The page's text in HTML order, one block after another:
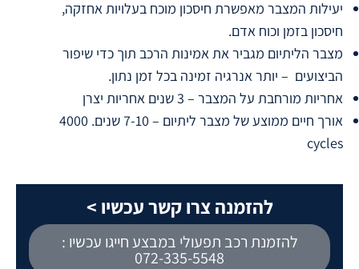
יעילות המצבר מאפשרת חיסכון מוכח בעלויות אחזקה,
חיסכון בזמן וכוח אדם.
מצבר הליתיום מגביר את אמינות הרכב תוך כדי שיפור
הביצועים – יותר אנרגיה זמינה בכל זמן נתון.
אחריות מורחבת על המצבר – 3 שנים אחריות יצרן
אורך חיים ממוצע של מצבר ליתיום – 7-10 שנים. 4000
cycles
להזמנה צרו קשר עכשיו >
להזמנת רכב תפעולי במבצע חייגו עכשיו :
072-335-5548